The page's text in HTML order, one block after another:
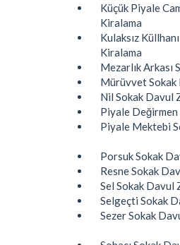
Küçük Piyale
Kiralama
Kulaksız
Kiralama
Mezarlık Arkası
Mürüvvet Sokak
Nil Sokak Davul
Piyale
Piyale Mektebi
Porsuk Sokak
Resne Sokak
Sel Sokak Davul
Selgeçti Sokak
Sezer Sokak